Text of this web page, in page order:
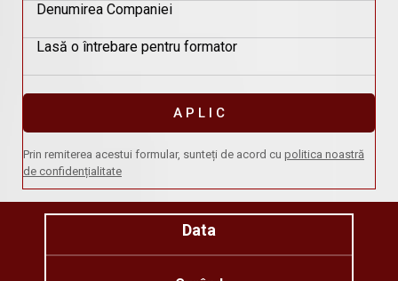
Denumirea Companiei
Lasă o întrebare pentru formator
A P L I C
Prin remiterea acestui formular, sunteți de acord cu politica noastră
de confidențialitate
Data